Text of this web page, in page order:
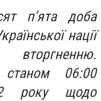
п’ята доба
нації
вторгненню.
станом 06:00
року щодо